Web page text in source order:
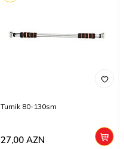
Turnik 80-130sm
27,00AZN